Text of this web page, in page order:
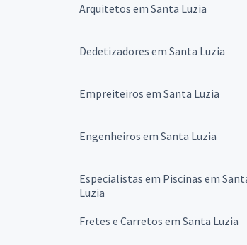
Arquitetos em Santa Luzia
Dedetizadores em Santa Luzia
Empreiteiros em Santa Luzia
Engenheiros em Santa Luzia
Especialistas em Piscinas em
Luzia
Fretes e Carretos em Santa Luzia